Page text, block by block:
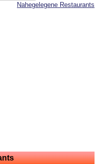
Nahegelegene Restaurants